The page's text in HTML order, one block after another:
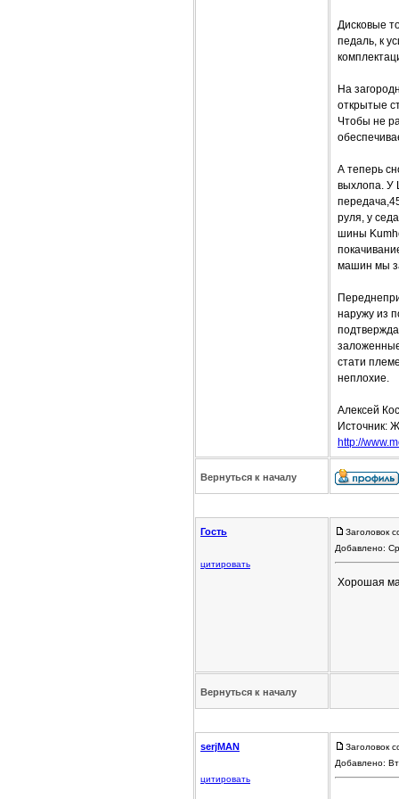
Дисковые
педаль, к
На
открытые
Чтобы не
А теперь
выхлопа. У
руля, у
шины
машин мы
наружу из
стати
неплохие.
Алексей
Источник:
http://
Вернуться к началу
Гость
цитировать
Заголовок
Добавлено:
Хорошая
Вернуться к началу
serjMAN
цитировать
Заголовок
Добавлено: